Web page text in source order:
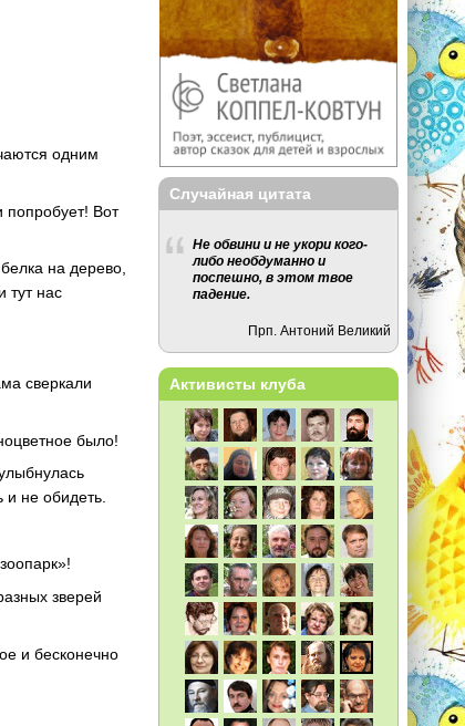
одним
Вот
на дерево,
тут нас
сверкали
было!
и не обидеть.
зверей
и бесконечно
Случайная цитата
Не обвини и не укори кого-
либо необдуманно и
поспешно, в этом твое
падение.
Прп. Антоний Великий
Активисты клуба